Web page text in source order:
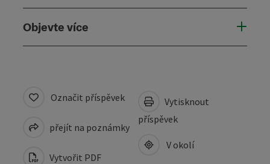
Objevte více
Označit příspěvek
přejít na poznámky
Vytvořit PDF
Vytisknout
příspěvek
V okolí